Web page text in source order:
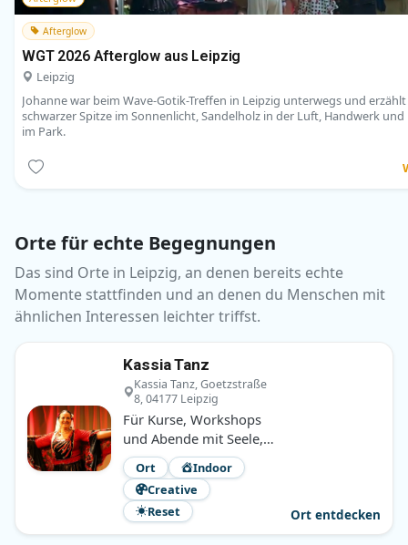
Afterglow
WGT 2026 Afterglow aus Leipzig
Leipzig
Johanne war beim Wave-Gotik-Treffen in Leipzig unterwegs und
schwarzer Spitze im Sonnenlicht, Sandelholz in der Luft, Handwerk
im Park.
Orte für echte Begegnungen
Das sind Orte in Leipzig, an denen bereits echte
Momente stattfinden und an denen du Menschen mit
ähnlichen Interessen leichter triffst.
Kassia Tanz
Kassia Tanz, Goetzstraße
8, 04177 Leipzig
Für Kurse, Workshops
und Abende mit Seele,
bei denen Bewegung,
Begegnung und eine
gute Atmosphäre
zusammenkommen.
Ort
Indoor
Creative
Reset
Ort entdecken